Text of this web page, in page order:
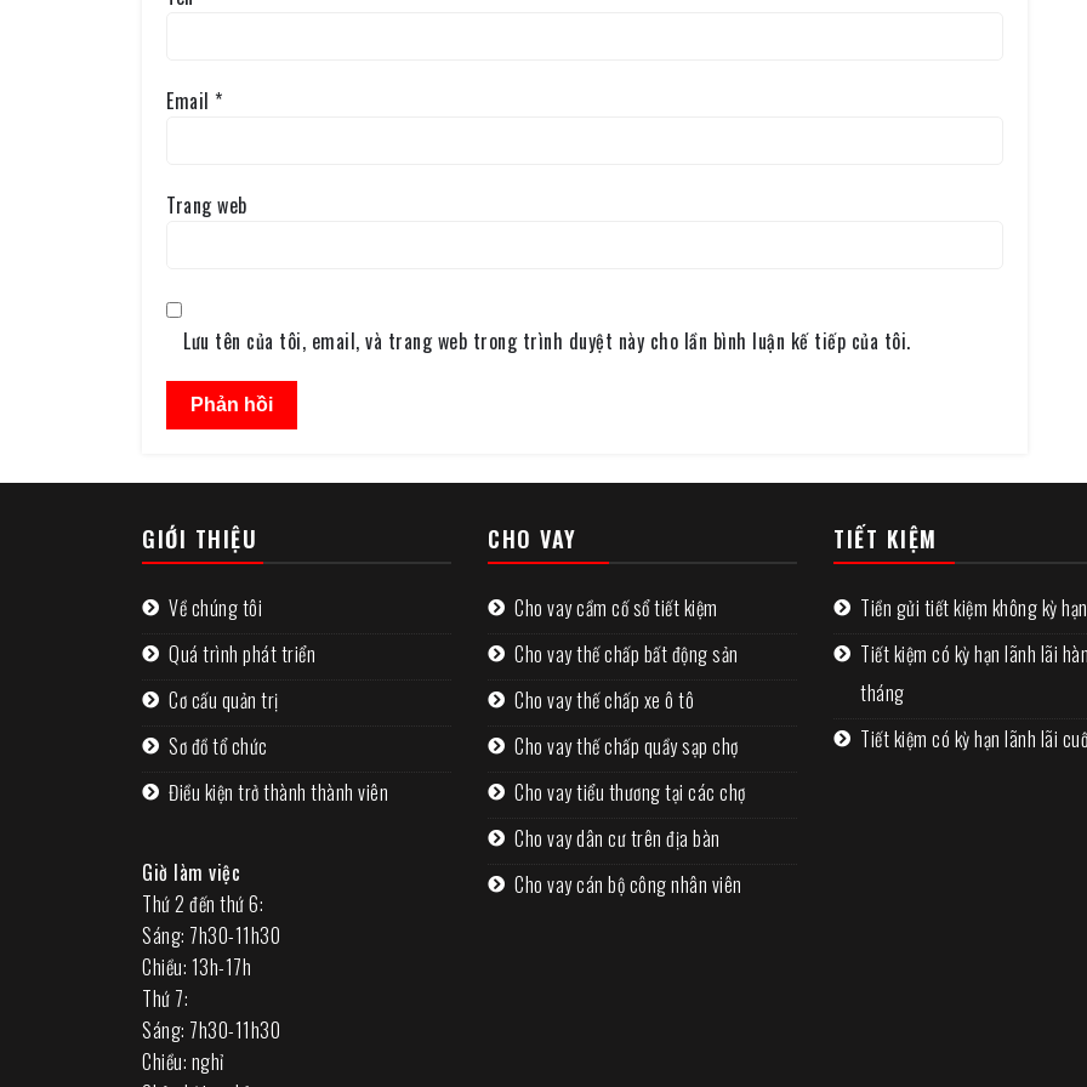
Email *
Trang web
Lưu tên của tôi, email, và trang web trong trình duyệt này cho lần bình luận kế tiếp của tôi.
GIỚI THIỆU
Về chúng tôi
Quá trình phát triển
Cơ cấu quản trị
Sơ đồ tổ chức
Điều kiện trở thành thành viên
Giờ làm việc
Thứ 2 đến thứ 6:
Sáng: 7h30-11h30
Chiều: 13h-17h
Thứ 7:
Sáng: 7h30-11h30
Chiều: nghỉ
CHO VAY
Cho vay cầm cố sổ tiết kiệm
Cho vay thế chấp bất động sản
Cho vay thế chấp xe ô tô
Cho vay thế chấp quầy sạp chợ
Cho vay tiểu thương tại các chợ
Cho vay dân cư trên địa bàn
Cho vay cán bộ công nhân viên
TIẾT KIỆM
Tiền gửi tiết kiệm không kỳ hạn
Tiết kiệm có kỳ hạn lãnh lãi
tháng
Tiết kiệm có kỳ hạn lãnh lãi